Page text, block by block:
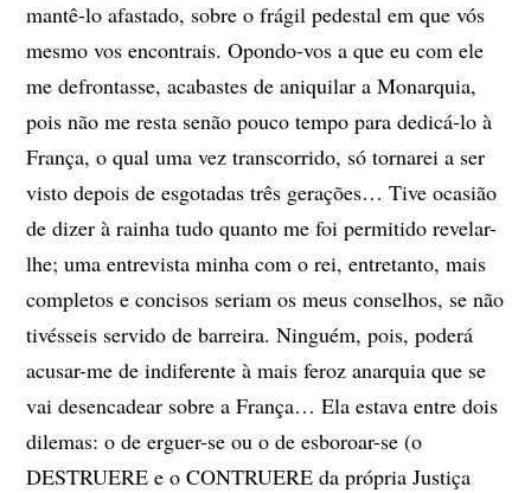
mantê-lo afastado, sobre o frágil pedestal em que vós
mesmo vos encontrais. Opondo-vos a que eu com ele
me defrontasse, acabastes de aniquilar a Monarquia,
pois não me resta senão pouco tempo para dedicá-lo à
França, o qual uma vez transcorrido, só tornarei a ser
visto depois de esgotadas três gerações… Tive ocasião
de dizer à rainha tudo quanto me foi permitido revelar-
lhe; uma entrevista minha com o rei, entretanto, mais
completos e concisos seriam os meus conselhos, se não
tivésseis servido de barreira. Ninguém, pois, poderá
acusar-me de indiferente à mais feroz anarquia que se
vai desencadear sobre a França… Ela estava entre dois
dilemas: o de erguer-se ou o de esboroar-se (o
DESTRUERE e o CONTRUERE da própria Justiça